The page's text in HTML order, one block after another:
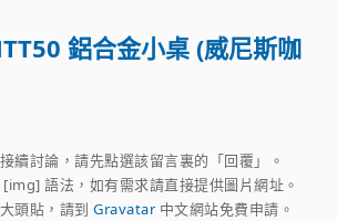
鋁合金小桌 (威尼斯咖
續討論，請先點選該留言裏的「回覆」。
語法，如有需求請直接提供圖片網址。
頭貼，請到 Gravatar中文網站免費申請。